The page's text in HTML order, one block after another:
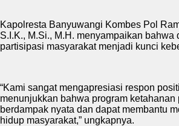
Kapolresta Banyuwangi Kombes Pol
S.I.K., M.Si., M.H. menyampaikan bahwa
partisipasi masyarakat menjadi kunci
“Kami sangat mengapresiasi respon
menunjukkan bahwa program
berdampak nyata dan dapat membantu
hidup masyarakat,” ungkapnya.